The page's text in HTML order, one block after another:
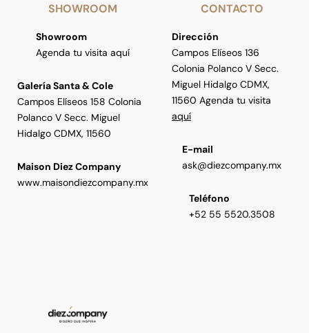
SHOWROOM
Showroom
Agenda tu visita aquí
Galería Santa & Cole
Campos Elíseos 158 Colonia
Polanco V Secc. Miguel
Hidalgo CDMX, 11560
Maison Diez Company
www.maisondiezcompany.mx
CONTACTO
Dirección
Campos Elíseos 136
Colonia Polanco V Secc.
Miguel Hidalgo CDMX,
11560 Agenda tu visita
aquí
E-mail
ask@diezcompany.mx
Teléfono
+52 55 5520.3508